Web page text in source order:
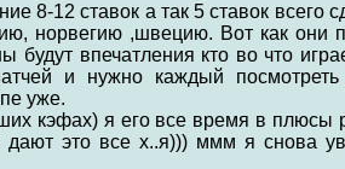
8-12 ставок а так 5 ставок всего
норвегию ,швецию. Вот как они
будут впечатления кто во что
и нужно каждый посмотреть
уже.
кэфах) я его все время в плюсы
это все х..я))) ммм я снова